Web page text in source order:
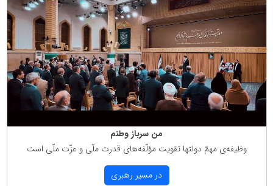
من سرباز وطنم
وظیفه‌ی مهمّ دولتها تقویت مؤلّفه‌های قدرت ملّی و عزّت ملّی است
در مسیر رهبری